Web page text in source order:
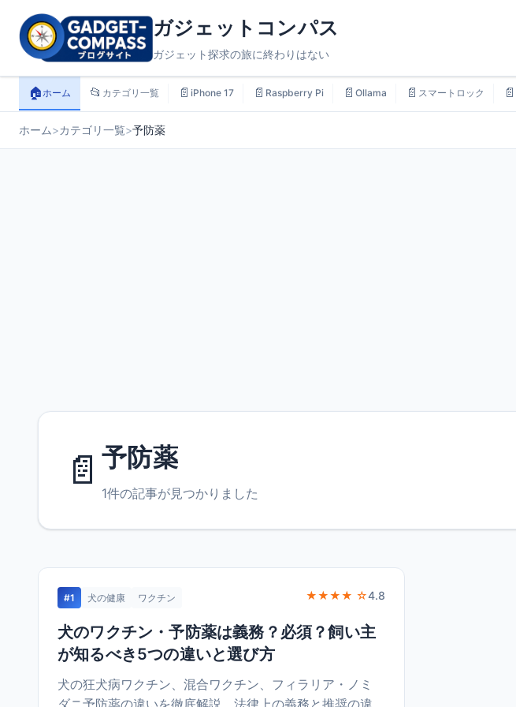
ガジェットコンパス
ガジェット探求の旅に終わりはない
🏠ホーム 📂 カテゴリ一覧 📄 iPhone 17 📄 Raspberry Pi 📄 Ollama 📄 スマートロック 📄
ホーム>カテゴリ一覧>予防薬
📄 予防薬
1件の記事が見つかりました
#1 犬の健康 ワクチン ★★★★ ☆4.8
犬のワクチン・予防薬は義務？必須？飼い主
が知るべき5つの違いと選び方
犬の狂犬病ワクチン、混合ワクチン、フィラリア・ノミ
ダニ予防薬の違いを徹底解説。法律上の義務と推奨の違